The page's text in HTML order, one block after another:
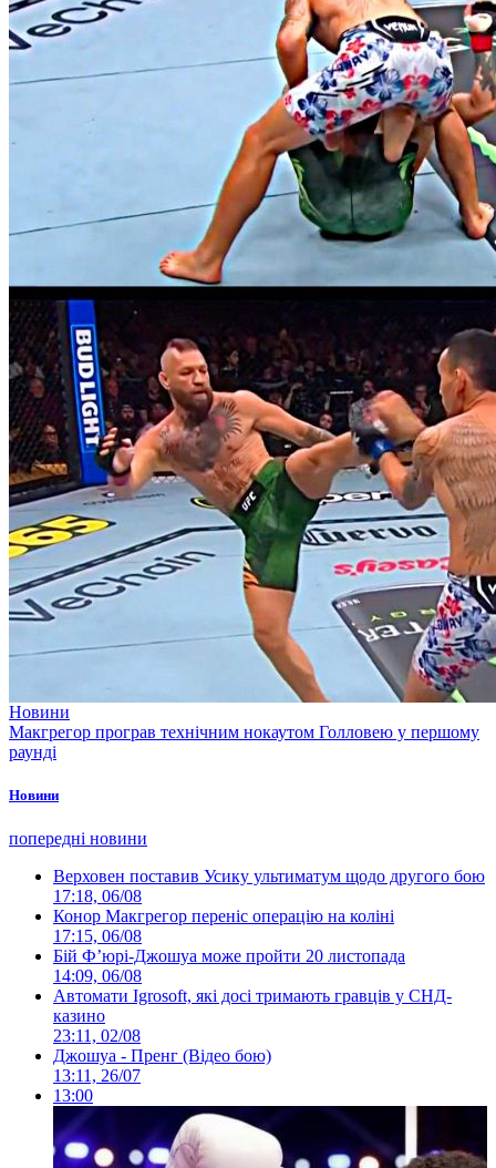
Новини
Макгрегор програв технічним нокаутом Голловею у першому
раунді
Новини
попередні новини
Верховен поставив Усику ультиматум щодо другого бою
17:18, 06/08
Конор Макгрегор переніс операцію на коліні
17:15, 06/08
Бій Ф’юрі-Джошуа може пройти 20 листопада
14:09, 06/08
Автомати Igrosoft, які досі тримають гравців у СНД-
казино
23:11, 02/08
Джошуа - Пренг (Відео бою)
13:11, 26/07
13:00